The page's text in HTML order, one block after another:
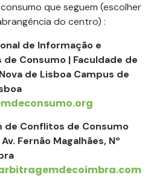
que seguem (escolher
do centro) :
de Informação e
Consumo | Faculdade de
de Lisboa Campus de
Conflitos de Consumo
Fernão Magalhães, Nº